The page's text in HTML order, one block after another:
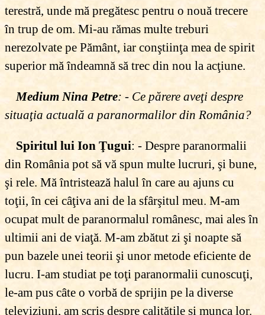
terestră, unde mă pregătesc pentru o nouă trecere
în trup de om. Mi-au rămas multe treburi
nerezolvate pe Pământ, iar conştiinţa mea de spirit
superior mă îndeamnă să trec din nou la acţiune.
Medium Nina Petre: - Ce părere aveţi despre
situaţia actuală a paranormalilor din România?
Spiritul lui Ion Ţugui: - Despre paranormalii
din România pot să vă spun multe lucruri, şi bune,
şi rele. Mă întristează halul în care au ajuns cu
toţii, în cei câţiva ani de la sfârşitul meu. M-am
ocupat mult de paranormalul românesc, mai ales în
ultimii ani de viaţă. M-am zbătut zi şi noapte să
pun bazele unei teorii şi unor metode eficiente de
lucru. I-am studiat pe toţi paranormalii cunoscuţi,
le-am pus câte o vorbă de sprijin pe la diverse
televiziuni, am scris despre calităţile şi munca lor.